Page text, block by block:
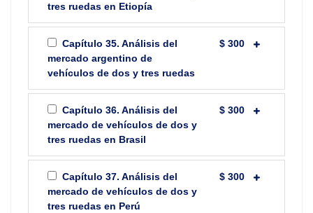
tres ruedas en Etiopía
Capítulo 35. Análisis del
mercado argentino de
vehículos de dos y tres ruedas
$ 300
Capítulo 36. Análisis del
mercado de vehículos de dos y
tres ruedas en Brasil
$ 300
Capítulo 37. Análisis del
mercado de vehículos de dos y
tres ruedas en Perú
$ 300